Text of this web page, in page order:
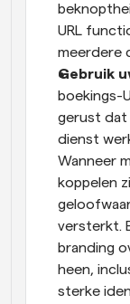
URL
meerdere
Gebruik
boekings-
gerust dat
dienst
Wanneer
koppelen
versterkt.
branding
heen,
sterke